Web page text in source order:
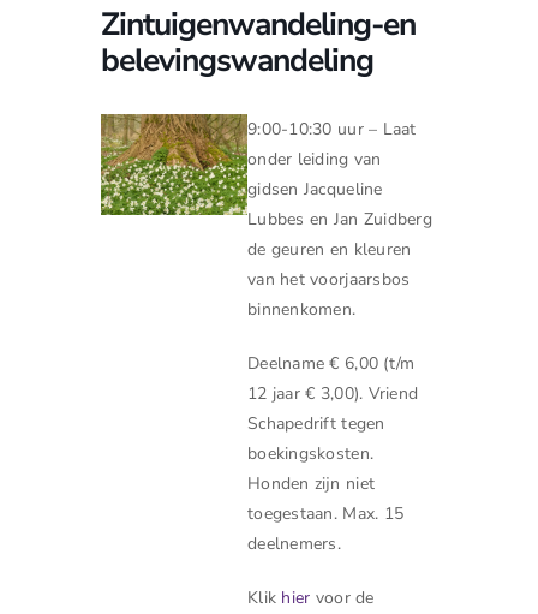
Zintuigenwandeling-en
belevingswandeling
9:00-10:30 uur – Laat
onder leiding van
gidsen Jacqueline
Lubbes en Jan Zuidberg
de geuren en kleuren
van het voorjaarsbos
binnenkomen.
Deelname € 6,00 (t/m
12 jaar € 3,00). Vriend
Schapedrift tegen
boekingskosten.
Honden zijn niet
toegestaan. Max. 15
deelnemers.
Klik hier voor de